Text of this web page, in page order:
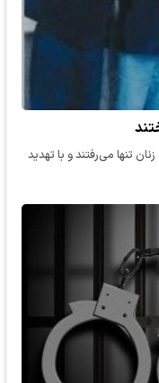
تنها می‌رفتند و با تهدید